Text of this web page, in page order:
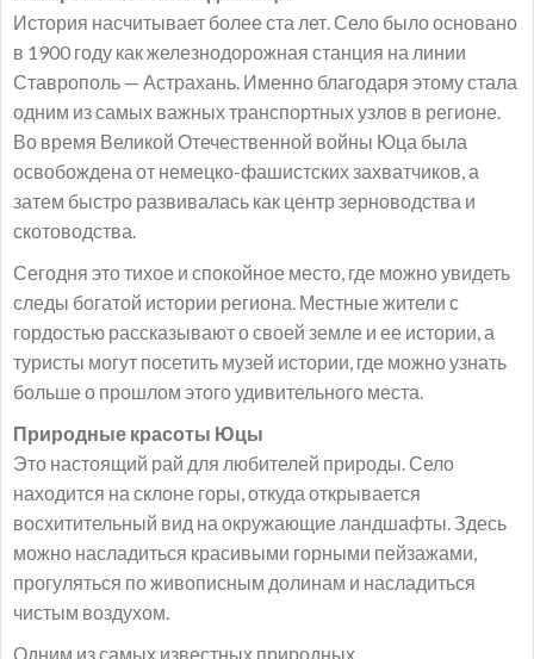
История насчитывает более ста лет. Село было основано
в 1900 году как железнодорожная станция на линии
Ставрополь — Астрахань. Именно благодаря этому стала
одним из самых важных транспортных узлов в регионе.
Во время Великой Отечественной войны Юца была
освобождена от немецко-фашистских захватчиков, а
затем быстро развивалась как центр зерноводства и
скотоводства.
Сегодня это тихое и спокойное место, где можно увидеть
следы богатой истории региона. Местные жители с
гордостью рассказывают о своей земле и ее истории, а
туристы могут посетить музей истории, где можно узнать
больше о прошлом этого удивительного места.
Природные красоты Юцы
Это настоящий рай для любителей природы. Село
находится на склоне горы, откуда открывается
восхитительный вид на окружающие ландшафты. Здесь
можно насладиться красивыми горными пейзажами,
прогуляться по живописным долинам и насладиться
чистым воздухом.
Одним из самых известных природных